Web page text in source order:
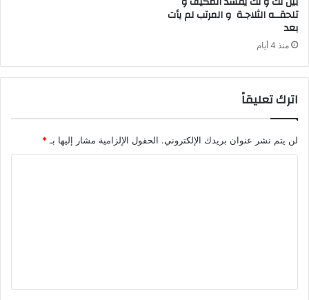
‬بعد‭ ‬
منذ 4 أيام
اترك تعليقاً
لن يتم نشر عنوان بريدك الإلكتروني. الحقول الإلزامية مشار إليها بـ *
ق